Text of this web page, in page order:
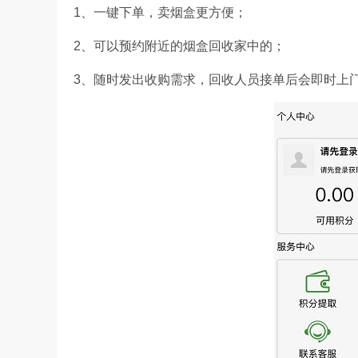
1、一键下单，卖烟盒更方便；
2、可以预约附近的烟盒回收家中的；
3、随时发出收购需求，回收人员接单后会即时上